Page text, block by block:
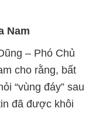
Nam
– Phó Chủ
cho rằng, bất
“vùng đáy” sau
đã được khôi